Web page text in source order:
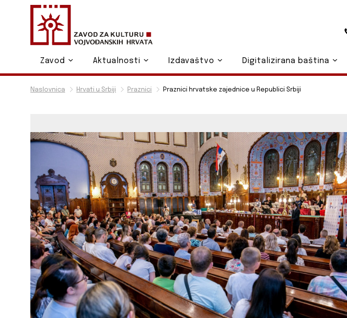
Naslovnica Hrvati u Srbiji Praznici Praznici hrvatske zajednice u Republici Srbiji
Zavod Aktualnosti Izdavaštvo Digitalizirana baština